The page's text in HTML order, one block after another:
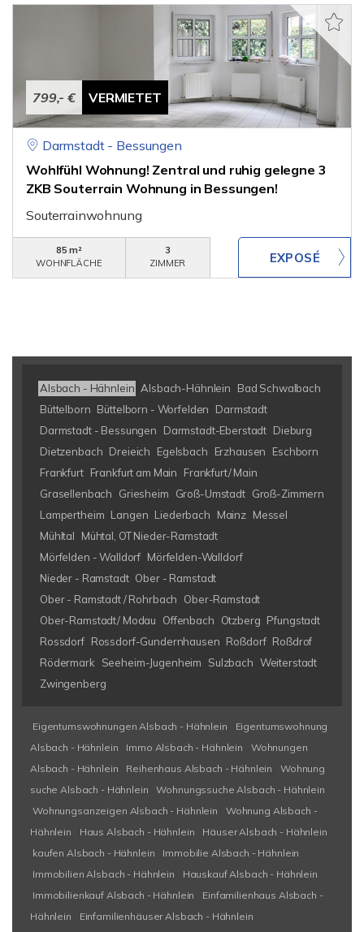
799,- € VERMIETET
Darmstadt - Bessungen
Wohlfühl Wohnung! Zentral und ruhig gelegne 3
ZKB Souterrain Wohnung in Bessungen!
Souterrainwohnung
85 m²
WOHNFLÄCHE
3
ZIMMER
Alsbach - Hähnlein Alsbach-Hähnlein
Bad Schwalbach
Büttelborn Büttelborn - Worfelden
Darmstadt
Darmstadt - Bessungen
Darmstadt-Eberstadt Dieburg
Dietzenbach Dreieich Egelsbach Erzhausen
Eschborn
Frankfurt Frankfurt am Main
Frankfurt/ Main
Grasellenbach
Griesheim Groß-Umstadt Groß-Zimmern
Lampertheim Langen Liederbach Mainz Messel
Mühltal
Mühtal, OT Nieder-Ramstadt
Mörfelden - Walldorf Mörfelden-Walldorf
Nieder - Ramstadt Ober - Ramstadt
Ober - Ramstadt / Rohrbach
Ober-Ramstadt
Ober-Ramstadt/ Modau
Offenbach Otzberg Pfungstadt
Rossdorf Rossdorf-Gundernhausen Roßdorf Roßdrof
Rödermark
Seeheim-Jugenheim Sulzbach Weiterstadt
Zwingenberg
Eigentumswohnungen Alsbach - Hähnlein
Eigentumswohnung
Alsbach - Hähnlein
Immo Alsbach - Hähnlein
Wohnungen
Alsbach - Hähnlein
Reihenhaus Alsbach - Hähnlein
Wohnung
suche Alsbach - Hähnlein
Wohnungssuche Alsbach - Hähnlein
Wohnungsanzeigen Alsbach - Hähnlein
Wohnung Alsbach -
Hähnlein
Haus Alsbach - Hähnlein
Häuser Alsbach - Hähnlein
kaufen Alsbach - Hähnlein
Immobilie Alsbach - Hähnlein
Immobilien Alsbach - Hähnlein
Hauskauf Alsbach - Hähnlein
Immobilienkauf Alsbach - Hähnlein
Einfamilienhaus Alsbach -
Hähnlein
Einfamilienhäuser Alsbach - Hähnlein